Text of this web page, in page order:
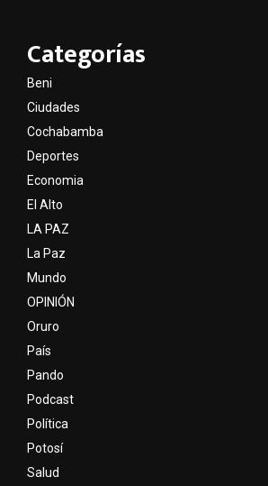
Categorías
Beni
Ciudades
Cochabamba
Deportes
Economia
El Alto
LA PAZ
La Paz
Mundo
OPINIÓN
Oruro
País
Pando
Podcast
Política
Potosí
Salud